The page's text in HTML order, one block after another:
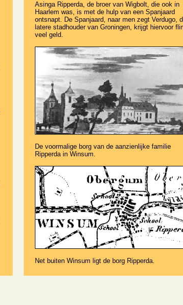
Asinga Ripperda, de broer van Wigbolt, die ook in
Haarlem was, is met de hulp van een Spanjaard
ontsnapt. De Spanjaard, naar men zegt Verdugo,
latere stadhouder van Groningen, krijgt hiervoor
veel geld.
De voormalige borg van de aanzienlijke familie
Ripperda in Winsum.
Net buiten Winsum ligt de borg Ripperda.